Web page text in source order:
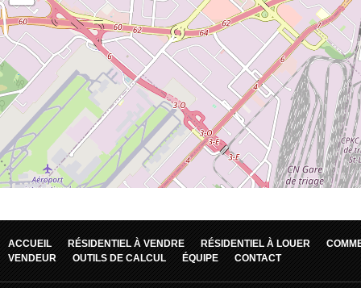
ACCUEIL RÉSIDENTIEL À VENDRE RÉSIDENTIEL À LOUER
VENDEUR
OUTILS DE CALCUL ÉQUIPE CONTACT